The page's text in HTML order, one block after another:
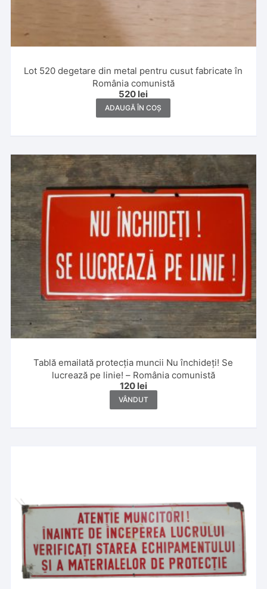
Lot 520 degetare din metal pentru cusut fabricate în
România comunistă
520 lei
ADAUGĂ ÎN COȘ
Tablă emailată protecția muncii Nu închideți! Se
lucrează pe linie! – România comunistă
120 lei
VÂNDUT